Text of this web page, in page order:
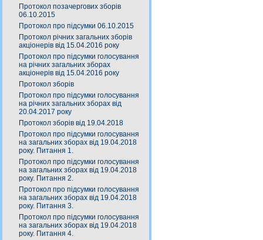
Протокол позачергових зборів
06.10.2015
Протокол про підсумки 06.10.2015
Протокол річних загальних зборів
акціонерів від 15.04.2016 року
Протокол про підсумки голосування
на річних загальних зборах
акціонерів від 15.04.2016 року
Протокол зборів
Протокол про підсумки голосування
на річних загальних зборах від
20.04.2017 року
Протокол зборів від 19.04.2018
Протокол про підсумки голосування
на загальних зборах від 19.04.2018
року. Питання 1.
Протокол про підсумки голосування
на загальних зборах від 19.04.2018
року. Питання 2.
Протокол про підсумки голосування
на загальних зборах від 19.04.2018
року. Питання 3.
Протокол про підсумки голосування
на загальних зборах від 19.04.2018
року. Питання 4.